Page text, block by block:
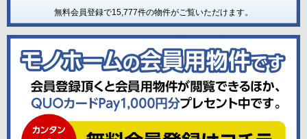
無料会員登録で15,777件の物件がご覧いただけます。